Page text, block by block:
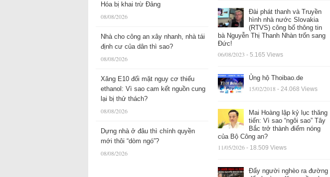
Hóa bị khai trừ Đảng
08/08/2026
Nhà cho công an xây nhanh, nhà tái
định cư của dân thì sao?
08/08/2026
Xăng E10 đối mặt nguy cơ thiếu
ethanol: Vì sao cam kết nguồn cung
lại bị thử thách?
08/08/2026
Dựng nhà ở đâu thì chính quyền
mới thôi “dòm ngó”?
08/08/2026
Đài phát thanh và Truyền
hình nhà nước Slovakia
(RTVS) công bố thông tin
bà Nguyễn Thị Thanh Nhàn trốn sang
Đức!
06/08/2023 - 5.165 Views
Ủng hộ Thoibao.de
15/02/2018 - 24.068 Views
Mai Hoàng lập kỷ lục thăng
tiến: Vì sao “ngôi sao” Tây
Bắc trở thành điểm nóng
của Bộ Công an?
11/05/2026 - 18.509 Views
Đẩy người nghèo ra đường